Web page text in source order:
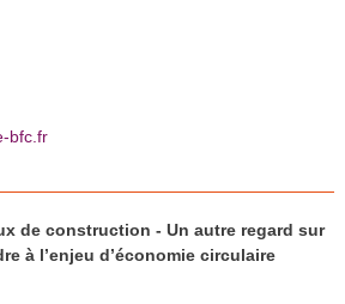
bfc.fr
de construction - Un autre regard sur
à l’enjeu d’économie circulaire